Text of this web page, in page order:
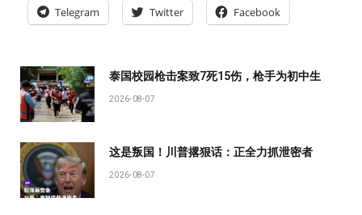
Telegram Twitter Facebook
泰国校园枪击案致7死15伤，枪手为初中生
2026-08-07
这是叛国！川普撂狠话：正全力抓泄密者
2026-08-07